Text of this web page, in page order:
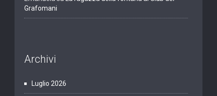
Grafomani
Archivi
Luglio 2026